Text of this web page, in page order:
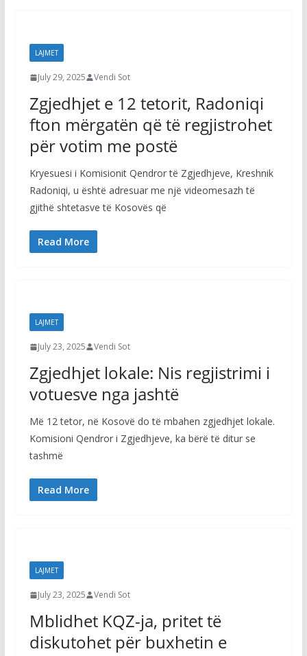
LAJMET
July 29, 2025 Vendi Sot
Zgjedhjet e 12 tetorit, Radoniqi
fton mërgatën që të regjistrohet
për votim me postë
Kryesuesi i Komisionit Qendror të Zgjedhjeve, Kreshnik
Radoniqi, u është adresuar me një videomesazh të
gjithë shtetasve të Kosovës që
Read More
LAJMET
July 23, 2025 Vendi Sot
Zgjedhjet lokale: Nis regjistrimi i
votuesve nga jashtë
Më 12 tetor, në Kosovë do të mbahen zgjedhjet lokale.
Komisioni Qendror i Zgjedhjeve, ka bërë të ditur se
tashmë
Read More
LAJMET
July 23, 2025 Vendi Sot
Mblidhet KQZ-ja, pritet të
diskutohet për buxhetin e